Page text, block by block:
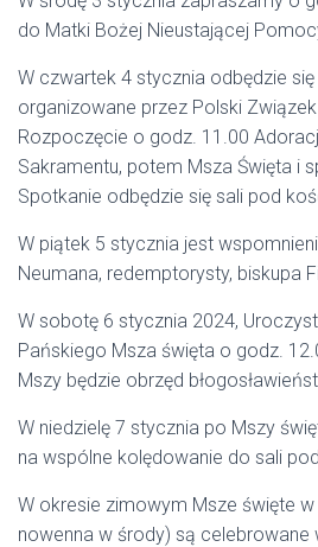
do Matki Bożej Nieustającej
W czwartek 4 stycznia odbędzie się
organizowane przez Polski
Rozpoczęcie o godz. 11.00
Sakramentu, potem Msza Święta i
Spotkanie odbędzie się sali pod
W piątek 5 stycznia jest
Neumana, redemptorysty, biskupa
W sobotę 6 stycznia 2024,
Pańskiego Msza święta o godz.
Mszy będzie obrzęd
W niedzielę 7 stycznia po Mszy
na wspólne kolędowanie do sali
W okresie zimowym Msze święte
nowenna w środy) są celebrowane